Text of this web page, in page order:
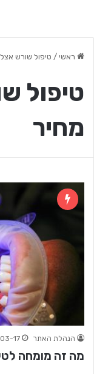
ראשי / טיפול שורש
טיפול
מחיר
הנהלת האתר 17
מה זה מומחה